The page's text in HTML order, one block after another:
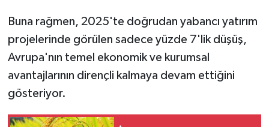
Buna rağmen, 2025'te doğrudan yabancı yatırım
projelerinde görülen sadece yüzde 7'lik düşüş,
Avrupa'nın temel ekonomik ve kurumsal
avantajlarının dirençli kalmaya devam ettiğini
gösteriyor.